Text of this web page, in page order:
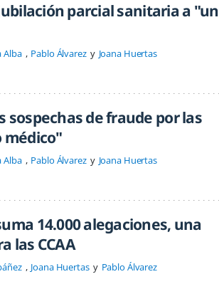
parcial sanitaria a "un
Alba Pablo Álvarez
Joana Huertas
sospechas de fraude por las
médico"
Alba Pablo Álvarez
Joana Huertas
14.000 alegaciones, una
las CCAA
Joana Huertas
Pablo Álvarez